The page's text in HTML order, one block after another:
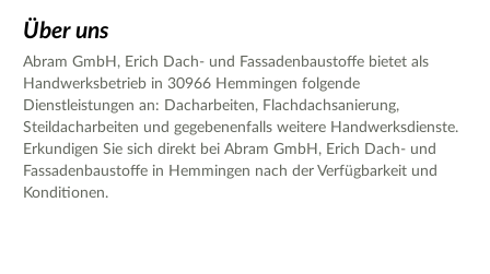
Über uns
Abram GmbH, Erich Dach- und Fassadenbaustoffe bietet als
Handwerksbetrieb in 30966 Hemmingen folgende
Dienstleistungen an: Dacharbeiten, Flachdachsanierung,
Steildacharbeiten und gegebenenfalls weitere Handwerksdienste.
Erkundigen Sie sich direkt bei Abram GmbH, Erich Dach- und
Fassadenbaustoffe in Hemmingen nach der Verfügbarkeit und
Konditionen.